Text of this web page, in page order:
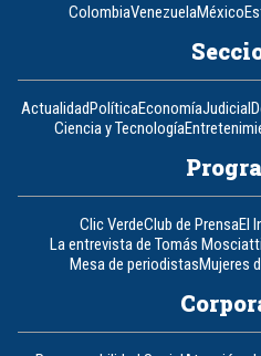
ColombiaVenezuelaMéxico
ActualidadPolíticaEconomíaJudicial
Ciencia y Tecnología
Clic VerdeClub de PrensaEl
La entrevista de Tomás Mosciatti
Mesa de periodistasMujeres